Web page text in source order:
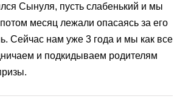
Сынуля, пусть слабенький и мы
месяц лежали опасаясь за его
Сейчас нам уже 3 года и мы как все
и подкидываем родителям